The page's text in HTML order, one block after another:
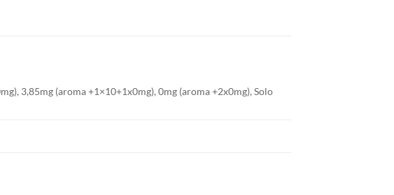
3,85mg (aroma +1×10+1x0mg), 0mg (aroma +2x0mg), Solo